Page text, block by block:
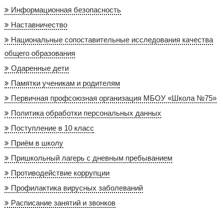
Информационная безопасность
Наставничество
Национальные сопоставительные исследования качества
общего образования
Одаренные дети
Памятки ученикам и родителям
Первичная профсоюзная организация МБОУ «Школа №75»
Политика обработки персональных данных
Поступление в 10 класс
Приём в школу
Пришкольный лагерь с дневным пребыванием
Противодействие коррупции
Профилактика вирусных заболеваний
Расписание занятий и звонков